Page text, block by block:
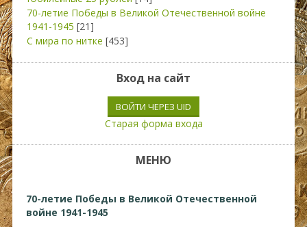
70-летие Победы в Великой Отечественной войне
1941-1945 [21]
С мира по нитке [453]
Вход на сайт
ВОЙТИ ЧЕРЕЗ UID
Старая форма входа
МЕНЮ
70-летие Победы в Великой Отечественной
войне 1941-1945